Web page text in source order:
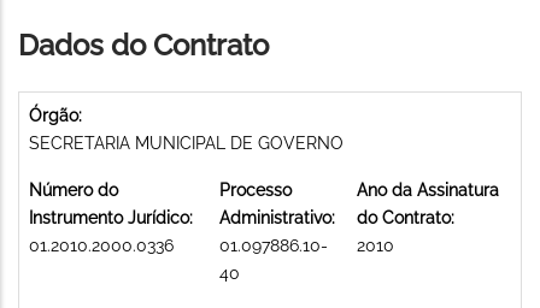
Dados do Contrato
Órgão:
SECRETARIA MUNICIPAL DE GOVERNO
Número do
Instrumento Jurídico:
01.2010.2000.0336
Processo
Administrativo:
01.097886.10-
40
Ano da Assinatura
do Contrato:
2010